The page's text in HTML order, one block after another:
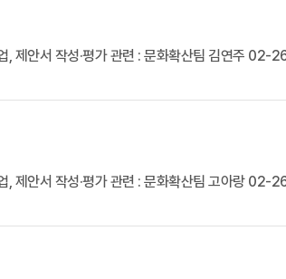
안서 작성·평가 관련 : 문화확산팀 김연주
안서 작성·평가 관련 : 문화확산팀 고아랑